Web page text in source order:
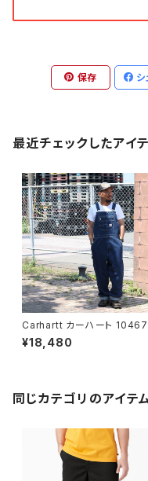
保存 シ
最近チェックしたアイ
Carhartt カーハート
LOOSE FIT DENIM BIB
RALL ウォッシュ デニム オー
¥18,480
同じカテゴリのアイテ